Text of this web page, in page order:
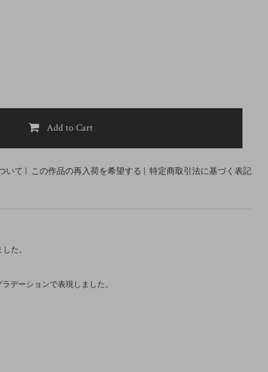
Add to Cart
いて この作品の再入荷を希望する |特定商取引法に基づく表記
た。
デーションで表現しました。